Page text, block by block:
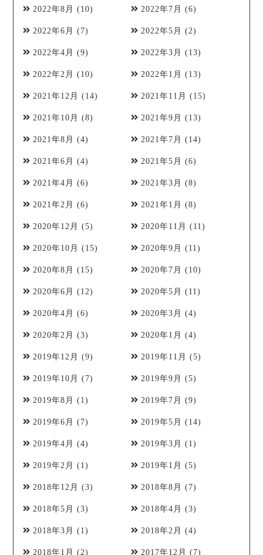
2022年8月 (10) 2022年7月 (6)
2022年6月 (7) 2022年5月 (2)
2022年4月 (9) 2022年3月 (13)
2022年2月 (10) 2022年1月 (13)
2021年12月 (14) 2021年11月 (15)
2021年10月 (8) 2021年9月 (13)
2021年8月 (4) 2021年7月 (14)
2021年6月 (4) 2021年5月 (6)
2021年4月 (6) 2021年3月 (8)
2021年2月 (6) 2021年1月 (8)
2020年12月 (5) 2020年11月 (11)
2020年10月 (15) 2020年9月 (11)
2020年8月 (15) 2020年7月 (10)
2020年6月 (12) 2020年5月 (11)
2020年4月 (6) 2020年3月 (4)
2020年2月 (3) 2020年1月 (4)
2019年12月 (9) 2019年11月 (5)
2019年10月 (7) 2019年9月 (5)
2019年8月 (1) 2019年7月 (9)
2019年6月 (7) 2019年5月 (14)
2019年4月 (4) 2019年3月 (1)
2019年2月 (1) 2019年1月 (5)
2018年12月 (3) 2018年8月 (7)
2018年5月 (3) 2018年4月 (3)
2018年3月 (1) 2018年2月 (4)
2018年1月 (2) 2017年12月 (7)